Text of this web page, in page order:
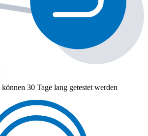
30 Tage lang getestet werden